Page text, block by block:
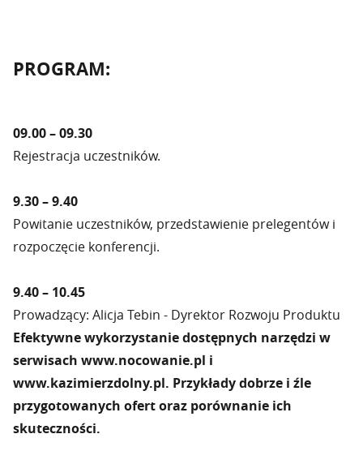
PROGRAM:
09.00 – 09.30
Rejestracja uczestników.
9.30 – 9.40
Powitanie uczestników, przedstawienie prelegentów i
rozpoczęcie konferencji.
9.40 – 10.45
Prowadzący: Alicja Tebin - Dyrektor Rozwoju Produktu
Efektywne wykorzystanie dostępnych narzędzi w
serwisach www.nocowanie.pl i
www.kazimierzdolny.pl. Przykłady dobrze i źle
przygotowanych ofert oraz porównanie ich
skuteczności.